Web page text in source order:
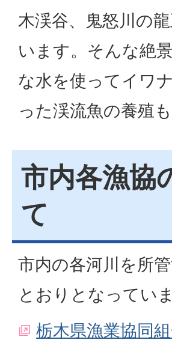
木渓谷、鬼怒川の
います。そんな絶
な水を使ってイワ
った渓流魚の養殖
市内各漁協
て
市内の各河川を所
とおりとなっていま
栃木県漁業協同